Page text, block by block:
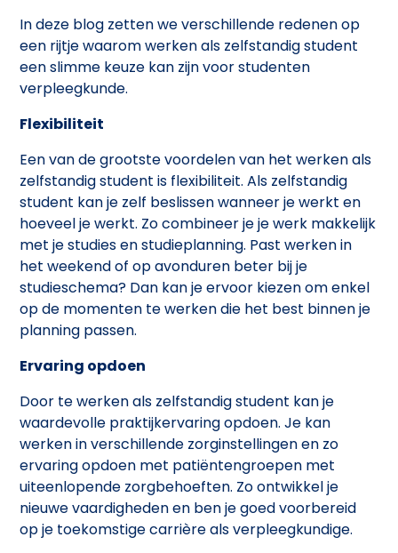
In deze blog zetten we verschillende redenen op
een rijtje waarom werken als zelfstandig student
een slimme keuze kan zijn voor studenten
verpleegkunde.
Flexibiliteit
Een van de grootste voordelen van het werken als
zelfstandig student is flexibiliteit. Als zelfstandig
student kan je zelf beslissen wanneer je werkt en
hoeveel je werkt. Zo combineer je je werk makkelijk
met je studies en studieplanning. Past werken in
het weekend of op avonduren beter bij je
studieschema? Dan kan je ervoor kiezen om enkel
op de momenten te werken die het best binnen je
planning passen.
Ervaring opdoen
Door te werken als zelfstandig student kan je
waardevolle praktijkervaring opdoen. Je kan
werken in verschillende zorginstellingen en zo
ervaring opdoen met patiëntengroepen met
uiteenlopende zorgbehoeften. Zo ontwikkel je
nieuwe vaardigheden en ben je goed voorbereid
op je toekomstige carrière als verpleegkundige.